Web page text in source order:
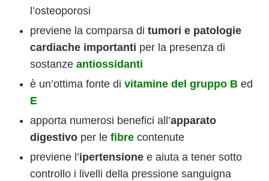
l’osteoporosi
previene la comparsa di tumori e patologie
cardiache importanti per la presenza di
sostanze antiossidanti
è un’ottima fonte di vitamine del gruppo B ed
E
apporta numerosi benefici all’apparato
digestivo per le fibre contenute
previene l’ipertensione e aiuta a tener sotto
controllo i livelli della pressione sanguigna